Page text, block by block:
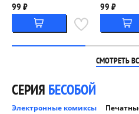
99 ₽ 99 ₽
СМОТРЕТЬ
СЕРИЯ БЕСОБОЙ
Электронные комиксы